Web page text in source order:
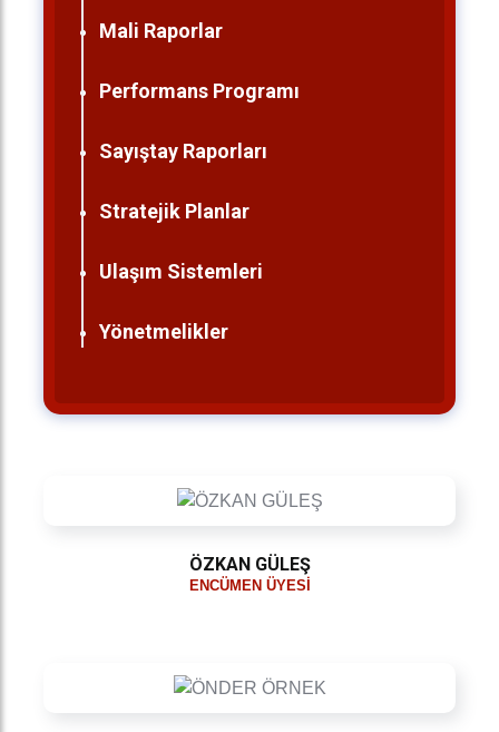
Mali Raporlar
Performans Programı
Sayıştay Raporları
Stratejik Planlar
Ulaşım Sistemleri
Yönetmelikler
ÖZKAN GÜLEŞ
ENCÜMEN ÜYESI